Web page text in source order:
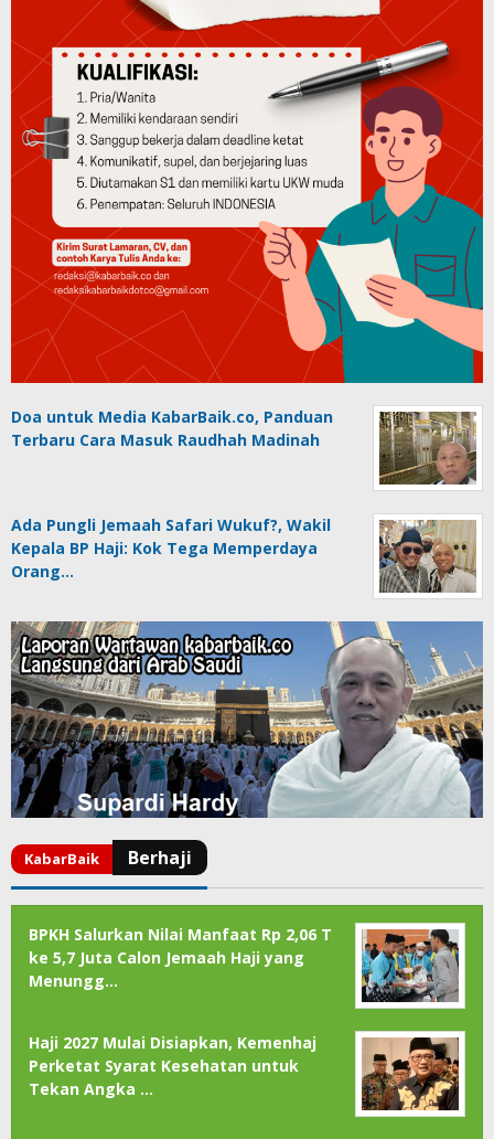
Doa untuk Media KabarBaik.co, Panduan
Terbaru Cara Masuk Raudhah Madinah
Ada Pungli Jemaah Safari Wukuf?, Wakil
Kepala BP Haji: Kok Tega Memperdaya
Orang…
BPKH Salurkan Nilai Manfaat Rp 2,06 T
ke 5,7 Juta Calon Jemaah Haji yang
Menungg…
Haji 2027 Mulai Disiapkan, Kemenhaj
Perketat Syarat Kesehatan untuk
Tekan Angka …